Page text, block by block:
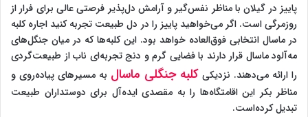
پاییز در گیلان با مناظر نفس‌گیر و آرامش دل‌پذیر فرصتی عالی برای فرار از
روزمرگی است. اگر می‌خواهید پاییز را در دل طبیعت تجربه کنید اجاره کلبه
در ماسال انتخابی فوق‌العاده خواهد بود. این کلبه‌ها که در میان جنگل‌های
مه‌آلود ماسال قرار دارند با فضایی گرم و دنج تجربه‌ای ناب از طبیعت‌گردی
را ارائه می‌دهند. نزدیکیکلبه جنگلی ماسال به مسیرهای پیاده‌روی و
مناظر بکر این اقامتگاه‌ها را به مقصدی ایده‌آل برای دوستداران طبیعت
تبدیل کرده‌است.